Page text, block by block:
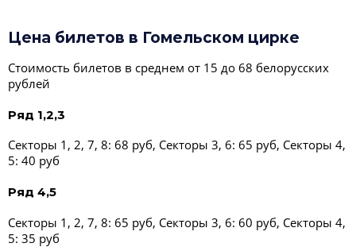
Цена билетов в Гомельском цирке
Стоимость билетов в среднем от 15 до 68 белорусских
рублей
Ряд 1,2,3
Секторы 1, 2, 7, 8: 68 руб, Секторы 3, 6: 65 руб, Секторы 4,
5: 40 руб
Ряд 4,5
Секторы 1, 2, 7, 8: 65 руб, Секторы 3, 6: 60 руб, Секторы 4,
5: 35 руб